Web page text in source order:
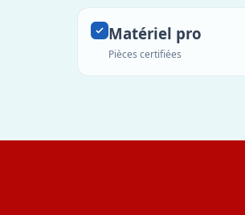
Matériel pro
Pièces certifiées